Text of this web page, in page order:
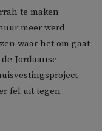
te maken
meer werd
waar het om gaat
Jordaanse
fel uit tegen